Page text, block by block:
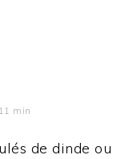
min
de dinde ou